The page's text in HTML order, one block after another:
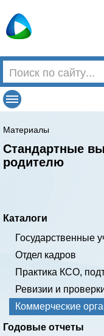
Материалы
Стандартные
родителю
Каталоги
Государственные
Отдел кадров
Практика КСО,
Ревизии и
Коммерческие
Годовые отчеты